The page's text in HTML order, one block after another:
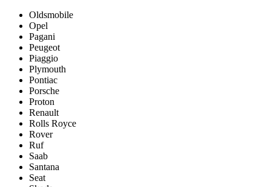
Oldsmobile
Opel
Pagani
Peugeot
Piaggio
Plymouth
Pontiac
Porsche
Proton
Renault
Rolls Royce
Rover
Ruf
Saab
Santana
Seat